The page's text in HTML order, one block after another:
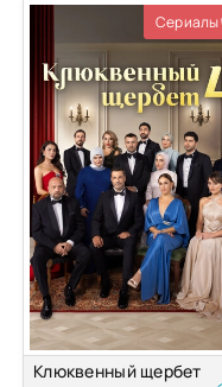
Сериалы
Клюквенный щербет